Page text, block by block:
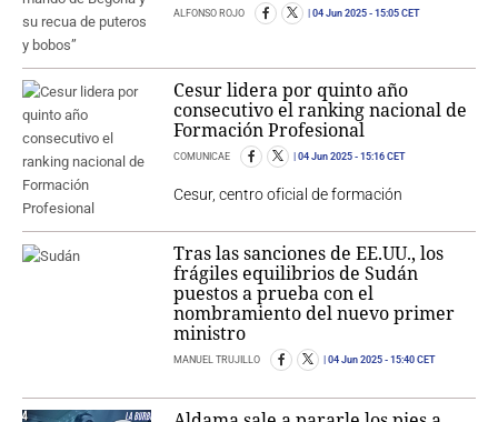
ALFONSO ROJO 04 Jun 2025 - 15:05 CET
Cesur lidera por quinto año
consecutivo el ranking nacional de
Formación Profesional
COMUNICAE 04 Jun 2025 - 15:16 CET
Cesur, centro oficial de formación
Tras las sanciones de EE.UU., los
frágiles equilibrios de Sudán
puestos a prueba con el
nombramiento del nuevo primer
ministro
MANUEL TRUJILLO 04 Jun 2025 - 15:40 CET